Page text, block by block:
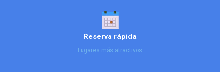
Reserva rápida
Lugares más atractivos